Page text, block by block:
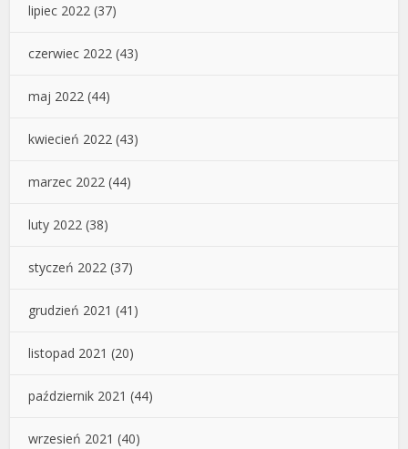
lipiec 2022 (37)
czerwiec 2022 (43)
maj 2022 (44)
kwiecień 2022 (43)
marzec 2022 (44)
luty 2022 (38)
styczeń 2022 (37)
grudzień 2021 (41)
listopad 2021 (20)
październik 2021 (44)
wrzesień 2021 (40)